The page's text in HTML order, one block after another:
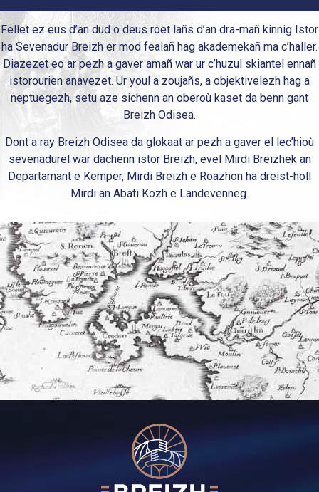
Fellet ez eus d’an dud o deus roet lañs d’an dra-mañ kinnig Istor
ha Sevenadur Breizh er mod fealañ hag akademekañ ma c’haller.
Diazezet eo ar pezh a gaver amañ war ur c’huzul skiantel ennañ
istorourien anavezet. Ur youl a zoujañs, a objektivelezh hag a
neptuegezh, setu aze sichenn an oberoù kaset da benn gant
Breizh Odisea.
Dont a ray Breizh Odisea da glokaat ar pezh a gaver el lec’hioù
sevenadurel war dachenn istor Breizh, evel Mirdi Breizhek an
Departamant e Kemper, Mirdi Breizh e Roazhon ha dreist-holl
Mirdi an Abati Kozh e Landevenneg.